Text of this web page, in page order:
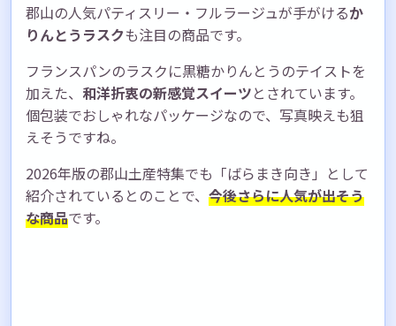
郡山の人気パティスリー・フルラージュが手がけるか
りんとうラスクも注目の商品です。
フランスパンのラスクに黒糖かりんとうのテイストを
加えた、 和洋折衷の新感覚スイーツとされています。
個包装でおしゃれなパッケージなので、写真映えも狙
えそうですね。
2026年版の郡山土産特集でも「ばらまき向き」として
紹介されているとのことで、 今後さらに人気が出そう
な商品です。